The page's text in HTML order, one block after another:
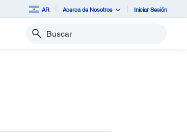
AR Acerca de Nosotros Iniciar Sesión
Buscar